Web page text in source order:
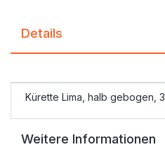
Details
Kürette Lima, halb gebogen,
Weitere Informationen